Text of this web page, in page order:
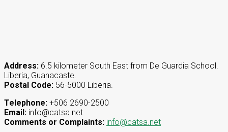
Address: 6.5 kilometer South East from De Guardia School.
Liberia, Guanacaste.
Postal Code: 56-5000 Liberia.
Telephone: +506 2690-2500
Email: info@catsa.net
Comments or Complaints: info@catsa.net